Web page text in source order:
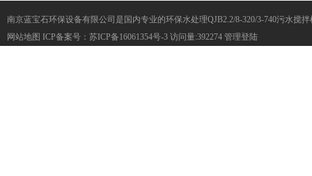
南京蓝宝石环保设备有限公司是国内专业的环保水处理QJB2.2/8-320/3-740污水搅
网站地图 ICP备案号： 苏ICP备16061354号-3 访问量:392274 管理登陆